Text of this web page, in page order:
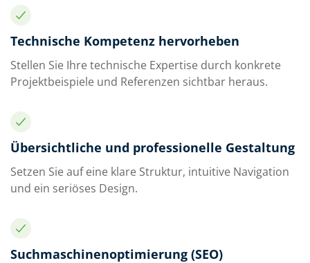
Technische Kompetenz hervorheben
Stellen Sie Ihre technische Expertise durch konkrete
Projektbeispiele und Referenzen sichtbar heraus.
Übersichtliche und professionelle Gestaltung
Setzen Sie auf eine klare Struktur, intuitive Navigation
und ein seriöses Design.
Suchmaschinenoptimierung (SEO)